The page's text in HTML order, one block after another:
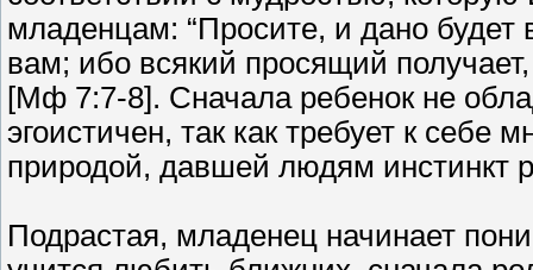
младенцам: “Просите, и дано будет
вам; ибо всякий просящий
[Мф 7:7-8]. Сначала ребенок не
эгоистичен, так как требует к
природой, давшей людям инстинкт
Подрастая, младенец начинает